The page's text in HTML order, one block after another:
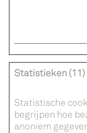
Statistieken (11)
Statistische
begrijpen hoe
anoniem